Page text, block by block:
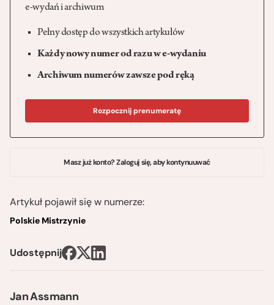
Jan Assmann
e-wydań i archiwum
Pełny dostęp do wszystkich artykułów
Każdy nowy numer od razu w e-wydaniu
Archiwum numerów zawsze pod ręką
Rozpocznij prenumeratę
Masz już konto? Zaloguj się, aby kontynuuwać
Artykuł pojawił się w numerze:
Polskie Mistrzynie
Udostępnij